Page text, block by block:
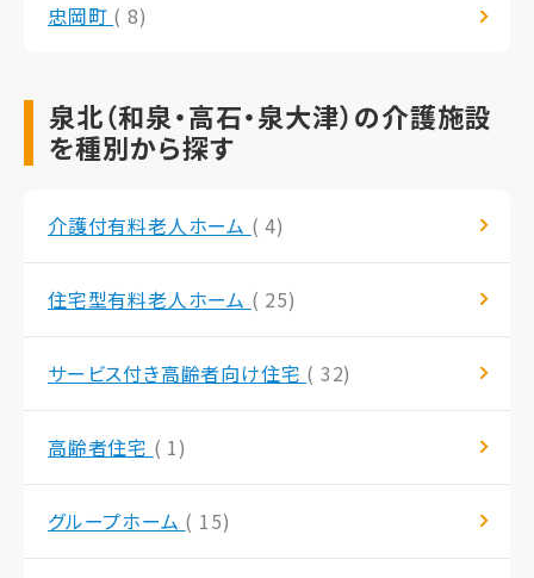
忠岡町 ( 8)
泉北（和泉・高石・泉大津）の介護施設
を種別から探す
介護付有料老人ホーム ( 4)
住宅型有料老人ホーム ( 25)
サービス付き高齢者向け住宅 ( 32)
高齢者住宅 ( 1)
グループホーム ( 15)